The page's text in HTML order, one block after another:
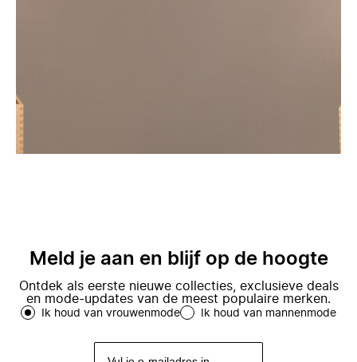
Meld je aan en blijf op de hoogte
Ontdek als eerste nieuwe collecties, exclusieve deals
en mode-updates van de meest populaire merken.
Ik houd van vrouwenmode Ik houd van mannenmode